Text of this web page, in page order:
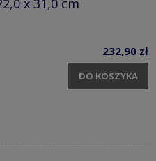
x 31,0 cm
232,90 zł
DO KOSZYKA